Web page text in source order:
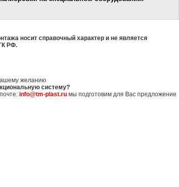
носит справочный характер и не является
РФ.
желанию
систему?
info@tm-plast.ru мы подготовим для Вас предложение